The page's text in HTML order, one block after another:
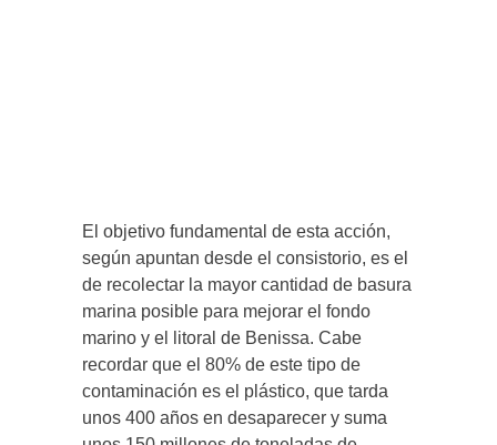
El objetivo fundamental de esta acción,
según apuntan desde el consistorio, es el
de recolectar la mayor cantidad de basura
marina posible para mejorar el fondo
marino y el litoral de Benissa. Cabe
recordar que el 80% de este tipo de
contaminación es el plástico, que tarda
unos 400 años en desaparecer y suma